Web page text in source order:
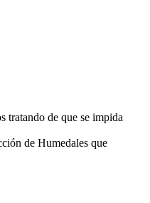
tratando de que se impida
de Humedales que